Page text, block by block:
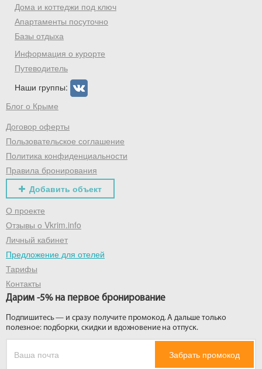
Дома и коттеджи под ключ
Апартаменты посуточно
Базы отдыха
Информация о курорте
Путеводитель
Наши группы:
Блог о Крыме
Договор оферты
Пользовательское соглашение
Политика конфиденциальности
Правила бронирования
Добавить объект
О проекте
Отзывы о Vkrim.info
Личный кабинет
Предложение для отелей
Тарифы
Контакты
Дарим -5% на первое бронирование
Подпишитесь — и сразу получите промокод. А дальше только
полезное: подборки, скидки и вдохновение на отпуск.
Забрать промокод
Скидка −5%
Хочешь дешевле? Оставь почту и получи
промокод на первое бронирование!